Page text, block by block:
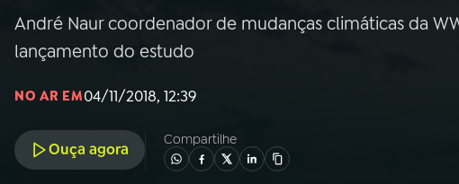
03PROGRAMAÇÃO
05 PODCASTS
André Naur coordenador de mudanças climáticas da
lançamento do estudo
NO AR EM04/11/2018, 12:39
Ouça agora
Compartilhe